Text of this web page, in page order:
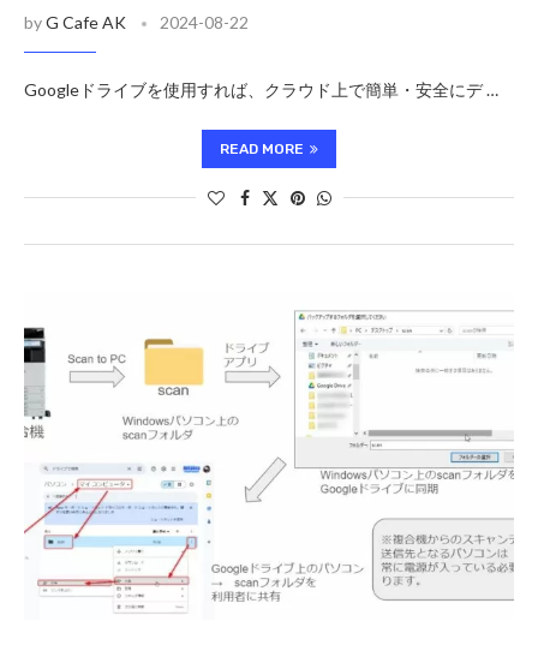
byG Cafe AK 2024-08-22
Googleドライブを使用すれば、クラウド上で簡単・安全にデ …
READ MORE